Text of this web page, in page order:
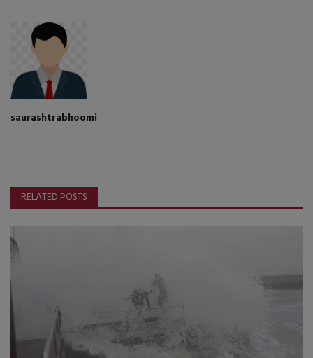
saurashtrabhoomi
RELATED POSTS